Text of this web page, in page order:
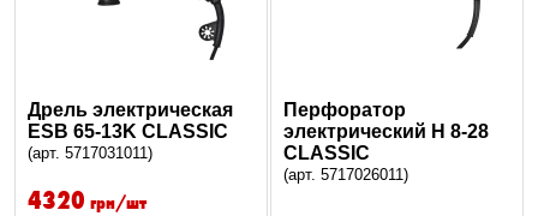
Дрель электрическая
ESB 65-13K CLASSIC
(арт. 5717031011)
4320 грн/шт
Перфоратор
электрический H 8-28
CLASSIC
(арт. 5717026011)